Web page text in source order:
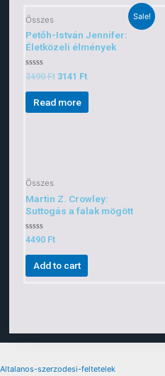
Sale!
Összes
Petőh-István Jennifer:
Életközeli élmények
Rated
0
out
3490Ft 3141 Ft
Read more
Összes
Martin Z. Crowley:
Suttogás a falak mögött
Rated
out
4490 Ft
Add to cart
Altalanos-szerzodesi-feltetelek